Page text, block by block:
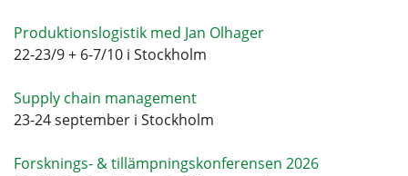
Produktionslogistik med Jan Olhager
22-23/9 + 6-7/10 i Stockholm
Supply chain management
23-24 september i Stockholm
Forsknings- & tillämpningskonferensen 2026